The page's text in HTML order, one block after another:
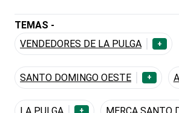
TEMAS -
VENDEDORES DE LA PULGA
+
SANTO DOMINGO OESTE +
+